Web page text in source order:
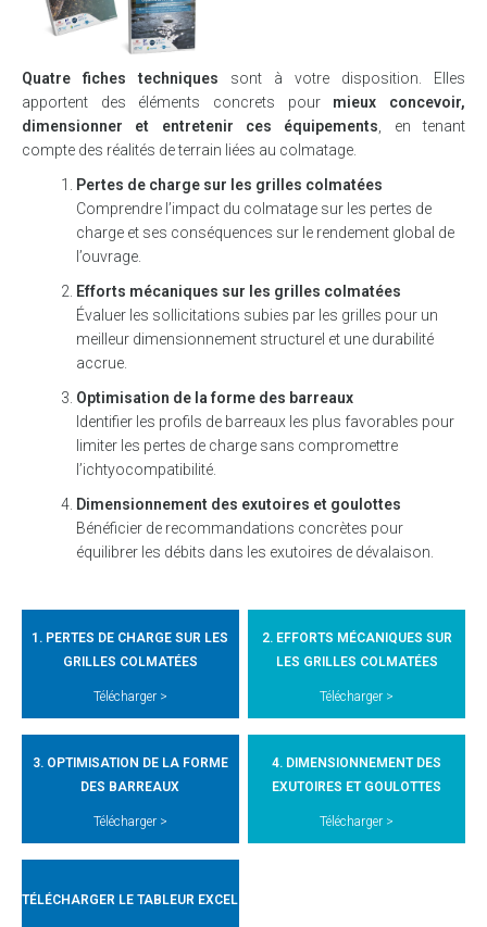
Quatre fichestechniques sont à votre disposition. Elles
apportent des éléments concrets pour mieux concevoir,
dimensionner et entretenir ces équipements entenant
compte des réalités deterrain liées au colmatage.
Pertes de charge sur les grilles colmatées
Comprendre l’impact du colmatage sur les pertes de
charge et ses conséquences sur le rendement global de
l’ouvrage.
Efforts mécaniques sur les grilles colmatées
Évaluer les sollicitations subies par les grilles pour un
meilleur dimensionnement structurel et une durabilité
accrue.
Optimisation de la forme des barreaux
Identifier les profils de barreaux les plus favorables pour
limiter les pertes de charge sans compromettre
l’ichtyocompatibilité.
Dimensionnement des exutoires et goulottes
Bénéficier de recommandations concrètes pour
équilibrer les débits dans les exutoires de dévalaison.
1. PERTES DE CHARGE SUR LES
GRILLES COLMATÉES
Télécharger >
2. EFFORTS MÉCANIQUES SUR
LES GRILLES COLMATÉES
Télécharger >
3. OPTIMISATION DE LA FORME
DES BARREAUX
Télécharger >
4. DIMENSIONNEMENT DES
EXUTOIRES ET GOULOTTES
Télécharger >
TÉLÉCHARGER LE TABLEUR EXCEL